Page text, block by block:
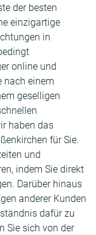
der besten
einzigartige
in
online und
nach einem
geselligen
haben das
für Sie.
und
indem Sie direkt
Darüber hinaus
anderer Kunden
dafür zu
Sie sich von der